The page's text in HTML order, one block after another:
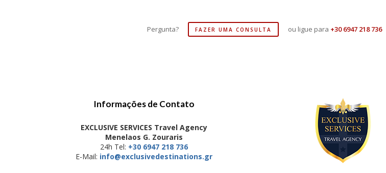
Pergunta? FAZER UMA CONSULTA ou ligue para +30 6947 218 736
Informações de Contato
EXCLUSIVE SERVICES Travel Agency
Menelaos G. Zouraris
24h Tel: +30 6947 218 736
E-Mail: info@exclusivedestinations.gr